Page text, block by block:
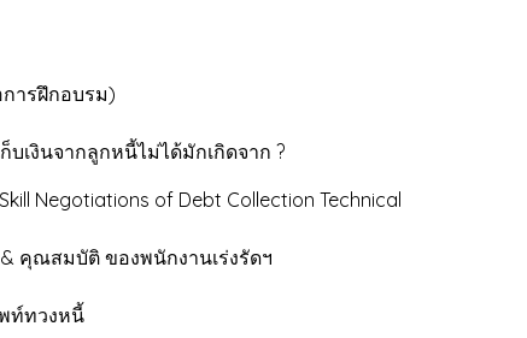
หัวข้อการฝึกอบรม)
ห้การเก็บเงินจากลูกหนี้ไม่ได้มั
of Debt Collection Technical
งพนักงานเร่งรัดฯ
ศัพท์ทวงหนี้